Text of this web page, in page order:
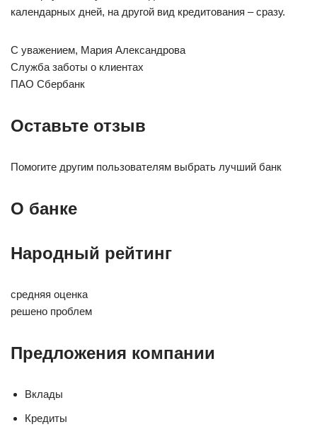
календарных дней, на другой вид кредитования – сразу.
С уважением, Мария Александрова
Служба заботы о клиентах
ПАО Сбербанк
Оставьте отзыв
Помогите другим пользователям выбрать лучший банк
О банке
Народный рейтинг
средняя оценка
решено проблем
Предложения компании
Вклады
Кредиты